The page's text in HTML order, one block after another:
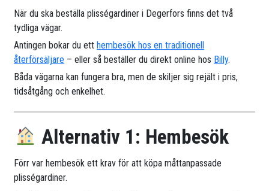
När du ska beställa plisségardiner i Degerfors finns det två
tydliga vägar.
Antingen bokar du etthembesök hos en traditionell
återförsäljare – eller så beställer du direkt online hos Billy.
Båda vägarna kan fungera bra, men de skiljer sig rejält i pris,
tidsåtgång och enkelhet.
Alternativ 1: Hembesök
Förr var hembesök ett krav för att köpa måttanpassade
plisségardiner.